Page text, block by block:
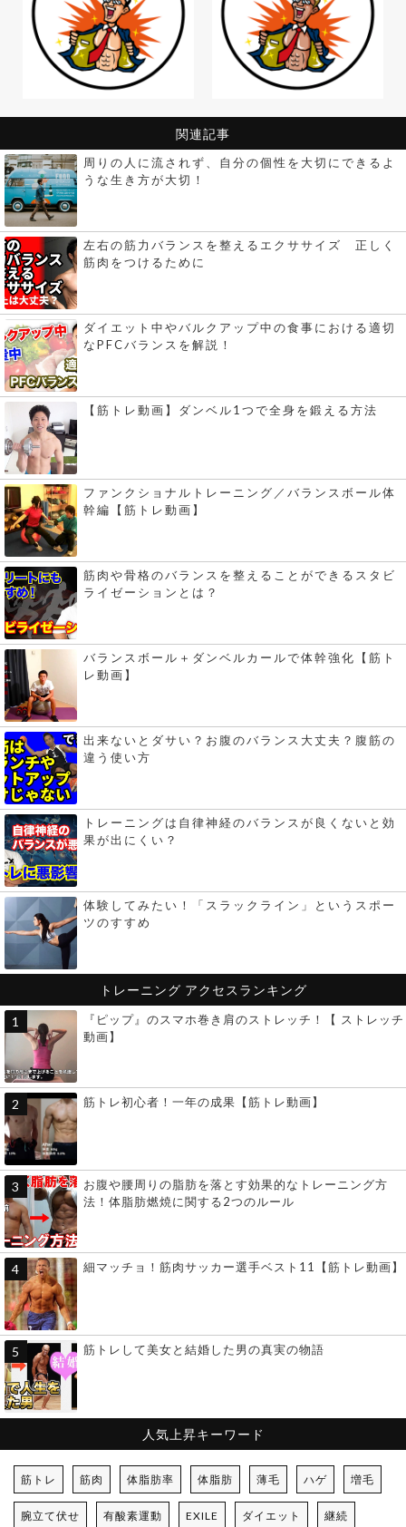
関連記事
周りの人に流されず、自分の個性を大切にできるよ
うな生き方が大切！
左右の筋力バランスを整えるエクササイズ 正しく
筋肉をつけるために
ダイエット中やバルクアップ中の食事における適切
なPFCバランスを解説！
【筋トレ動画】ダンベル1つで全身を鍛える方法
ファンクショナルトレーニング／バランスボール体
幹編【筋トレ動画】
筋肉や骨格のバランスを整えることができるスタビ
ライゼーションとは？
バランスボール＋ダンベルカールで体幹強化【筋ト
レ動画】
出来ないとダサい？お腹のバランス大丈夫？腹筋の
違う使い方
トレーニングは自律神経のバランスが良くないと効
果が出にくい？
体験してみたい！「スラックライン」というスポー
ツのすすめ
トレーニング アクセスランキング
『ピップ』のスマホ巻き肩のストレッチ！【 ストレッチ
動画】
筋トレ初心者！一年の成果【筋トレ動画】
お腹や腰周りの脂肪を落とす効果的なトレーニング方
法！体脂肪燃焼に関する2つのルール
細マッチョ！筋肉サッカー選手ベスト11【筋トレ動画】
筋トレして美女と結婚した男の真実の物語
人気上昇キーワード
筋トレ 筋肉 体脂肪率 体脂肪 薄毛 ハゲ 増毛
腕立て伏せ 有酸素運動 EXILE ダイエット 継続